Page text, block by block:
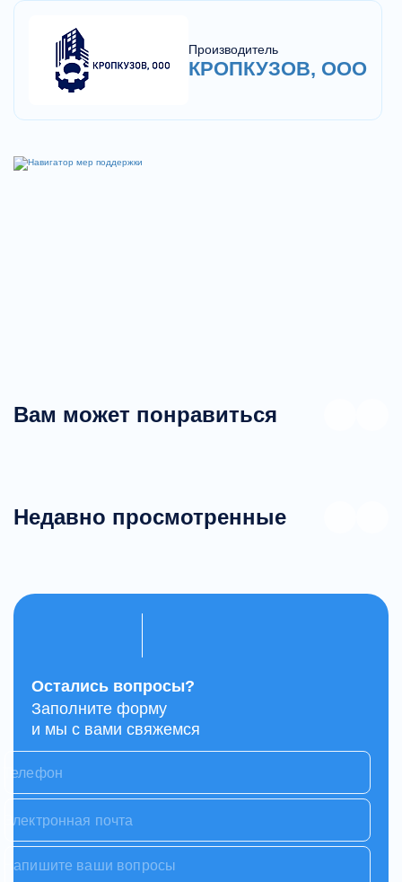
Производитель
КРОПКУЗОВ, ООО
Вам может понравиться
Недавно просмотренные
Остались вопросы?
Заполните форму
и мы с вами свяжемся